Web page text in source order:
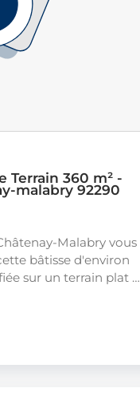
Terrain 360 m² -
malabry 92290
Malabry vous
bâtisse d'environ
sur un terrain plat …